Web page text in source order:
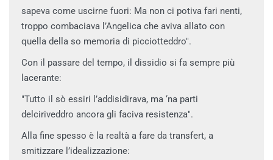
sapeva come uscirne fuori: Ma non ci potiva fari nenti,
troppo combaciava l’Angelica che aviva allato con
quella della so memoria di picciotteddro".
Con il passare del tempo, il dissidio si fa sempre più
lacerante:
"Tutto il sò essiri l’addisidirava, ma ‘na parti
delciriveddro ancora gli faciva resistenza".
Alla fine spesso è la realtà a fare da transfert, a
smitizzare l’idealizzazione: